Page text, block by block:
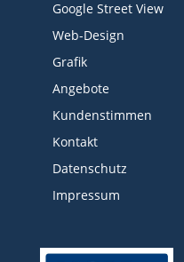
Google Street View
Web-Design
Grafik
Angebote
Kundenstimmen
Kontakt
Datenschutz
Impressum